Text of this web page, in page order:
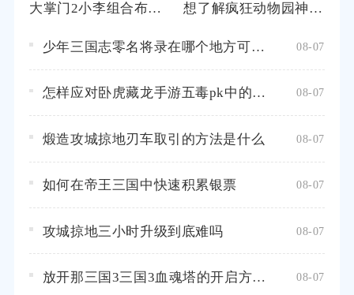
大掌门2小李组合布阵的战力如何 想了解疯狂动物园神秘动物的秘籍攻略吗
少年三国志零名将录在哪个地方可以找到 08-07
怎样应对卧虎藏龙手游五毒pk中的各种挑战 08-07
煅造攻城掠地刃车取引的方法是什么 08-07
如何在帝王三国中快速积累银票 08-07
攻城掠地三小时升级到底难吗 08-07
放开那三国3三国3血魂塔的开启方式是什么 08-07